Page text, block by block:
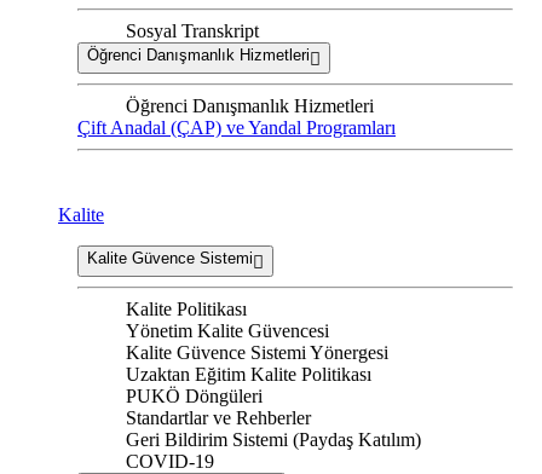
Sosyal Transkript
Öğrenci Danışmanlık Hizmetleri
Öğrenci Danışmanlık Hizmetleri
Çift Anadal (ÇAP) ve Yandal Programları
Kalite
Kalite Güvence Sistemi
Kalite Politikası
Yönetim Kalite Güvencesi
Kalite Güvence Sistemi Yönergesi
Uzaktan Eğitim Kalite Politikası
PUKÖ Döngüleri
Standartlar ve Rehberler
Geri Bildirim Sistemi (Paydaş Katılım)
COVID-19